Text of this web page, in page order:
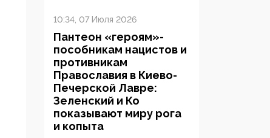
10:34, 07 Июля 2026
Пантеон «героям»-
пособникам нацистов и
противникам
Православия в Киево-
Печерской Лавре:
Зеленский и Ко
показывают миру рога
и копыта